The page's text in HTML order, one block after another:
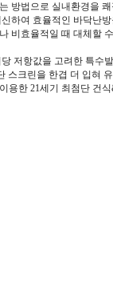
방법으로 실내환경을
하여 효율적인 바닥난방
비효율적일 때 대체할
저항값을 고려한 특수
스크린을 한겹 더 입혀
용한 21세기 최첨단 건